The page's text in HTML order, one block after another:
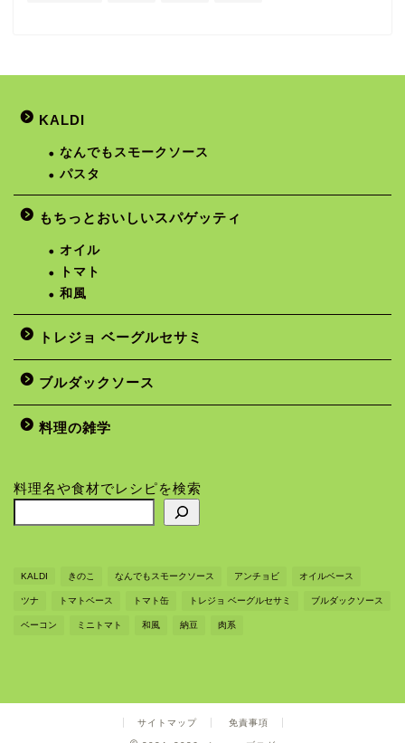
KALDI
なんでもスモークソース
パスタ
もちっとおいしいスパゲッティ
オイル
トマト
和風
トレジョ ベーグルセサミ
ブルダックソース
料理の雑学
料理名や食材でレシピを検索
KALDI きのこ なんでもスモークソース アンチョビ オイルベース
ツナ トマトベース トマト缶 トレジョ ベーグルセサミ ブルダックソース
ベーコン ミニトマト 和風 納豆 肉系
サイトマップ 免責事項